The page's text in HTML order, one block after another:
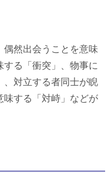
偶然出会うことを意味
る「衝突」、物事に
、対立する者同士が睨
味する「対峙」などが